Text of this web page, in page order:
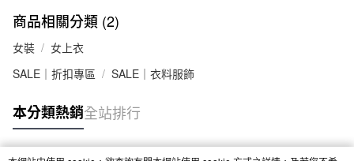
商品相關分類 (2)
女裝
女上衣
SALE｜折扣專區
SALE｜衣料服飾
本分類熱銷全站排行